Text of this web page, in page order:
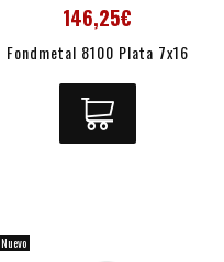
146,25€
Fondmetal 8100 Plata 7x16
Nuevo